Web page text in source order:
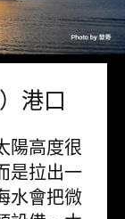
港口
陽高度很
是拉出一
水會把微